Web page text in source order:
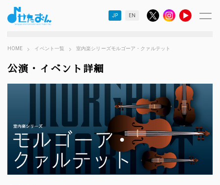
JP EN
HOME イベント一覧 室内楽シリーズモルゴーア・クァルテット
公演・イベント詳細